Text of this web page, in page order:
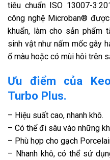
tiêu chuẩn ISO 13007-
công nghệ Microban®
khuẩn, làm cho sản phẩm
sinh vật như nấm mốc gây
ố màu hoặc có mùi hôi trên
Ưu điểm của
Turbo Plus.
– Hiệu suất cao, nhanh khô.
– Có thể đi sâu vào những
– Phù hợp cho gạch
– Nhanh khô, có thể sử